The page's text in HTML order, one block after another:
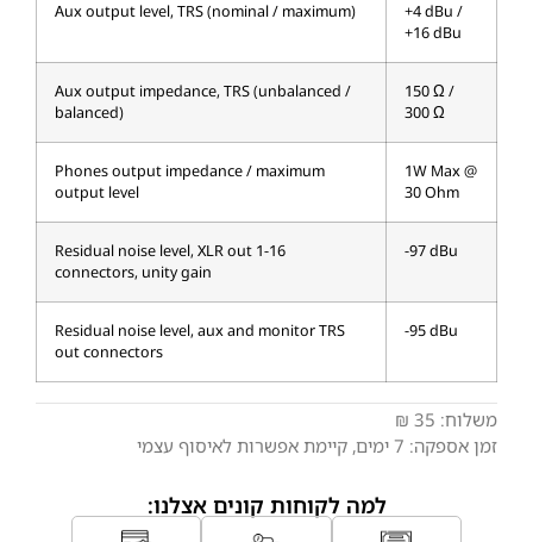
Aux output level, TRS (nominal / maximum)
+4 dBu /
+16 dBu
Aux output impedance, TRS (unbalanced /
balanced)
150 Ω /
300 Ω
Phones output impedance / maximum
output level
1W Max @
30 Ohm
Residual noise level, XLR out 1-16
connectors, unity gain
-97 dBu
Residual noise level, aux and monitor TRS
out connectors
-95 dBu
משלוח: 35 ₪
זמן אספקה: 7 ימים, קיימת אפשרות לאיסוף עצמי
למה לקוחות קונים אצלנו: